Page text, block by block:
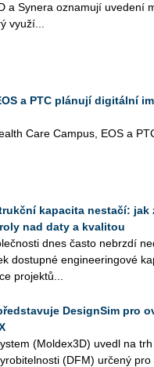
a Sy­ne­ra ozna­mu­jí uve­de­ní
vy­u­ží...
a PTC plánují digitální
Care Campus, EOS a
kapacita nestačí: jak
nad daty a kvalitou
dnes často ne­brz­dí
do­stup­né en­gi­nee­rin­go­vé
pro­jek­tů...
DesignSim pro
(Mol­dex­3D) uvedl na
(DFM) ur­če­ný pro